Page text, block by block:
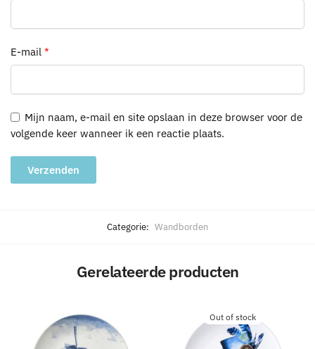
E-mail *
Mijn naam, e-mail en site opslaan in deze browser voor de
volgende keer wanneer ik een reactie plaats.
Categorie: Wandborden
Gerelateerde producten
Out of stock